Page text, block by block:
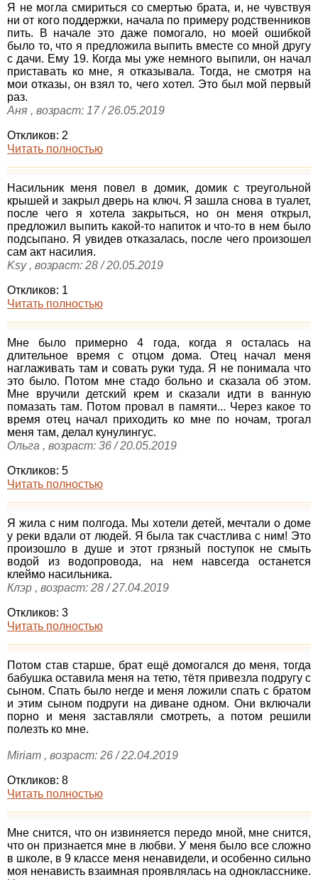
Я не могла смириться со смертью брата, и, не чувствуя
ни от кого поддержки, начала по примеру родственников
пить. В начале это даже помогало, но моей ошибкой
было то, что я предложила выпить вместе со мной другу
с дачи. Ему 19. Когда мы уже немного выпили, он начал
приставать ко мне, я отказывала. Тогда, не смотря на
мои отказы, он взял то, чего хотел. Это был мой первый
раз.
Аня , возраст: 17 / 26.05.2019
Откликов: 2
Читать полностью
Насильник меня повел в домик, домик с треугольной
крышей и закрыл дверь на ключ. Я зашла снова в туалет,
после чего я хотела закрыться, но он меня открыл,
предложил выпить какой-то напиток и что-то в нем было
подсыпано. Я увидев отказалась, после чего произошел
сам акт насилия.
Ksy , возраст: 28 / 20.05.2019
Откликов: 1
Читать полностью
Мне было примерно 4 года, когда я осталась на
длительное время с отцом дома. Отец начал меня
наглаживать там и совать руки туда. Я не понимала что
это было. Потом мне стадо больно и сказала об этом.
Мне вручили детский крем и сказали идти в ванную
помазать там. Потом провал в памяти... Через какое то
время отец начал приходить ко мне по ночам, трогал
меня там, делал кунулингус.
Ольга , возраст: 36 / 20.05.2019
Откликов: 5
Читать полностью
Я жила с ним полгода. Мы хотели детей, мечтали о доме
у реки вдали от людей. Я была так счастлива с ним! Это
произошло в душе и этот грязный поступок не смыть
водой из водопровода, на нем навсегда останется
клеймо насильника.
Клэр , возраст: 28 / 27.04.2019
Откликов: 3
Читать полностью
Потом став старше, брат ещё домогался до меня, тогда
бабушка оставила меня на тетю, тётя привезла подругу с
сыном. Спать было негде и меня ложили спать с братом
и этим сыном подруги на диване одном. Они включали
порно и меня заставляли смотреть, а потом решили
полезть ко мне.
Miriam , возраст: 26 / 22.04.2019
Откликов: 8
Читать полностью
Мне снится, что он извиняется передо мной, мне снится,
что он признается мне в любви. У меня было все сложно
в школе, в 9 классе меня ненавидели, и особенно сильно
моя ненависть взаимная проявлялась на однокласснике.